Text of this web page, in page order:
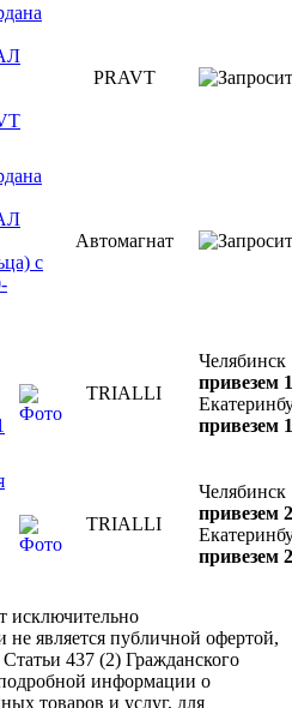
PRAVT
с
Автомагнат
TRIALLI
Челябинск
привезем
привезем
TRIALLI
Челябинск
привезем
привезем
исключительно
является публичной офертой,
437 (2) Гражданского
информации о
товаров и услуг, для